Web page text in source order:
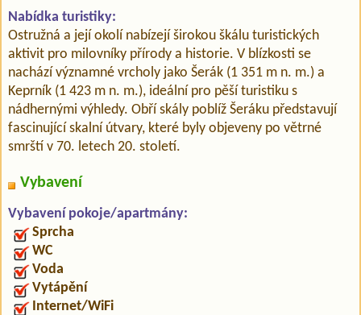
Nabídka turistiky:
Ostružná a její okolí nabízejí širokou škálu turistických
aktivit pro milovníky přírody a historie. V blízkosti se
nachází významné vrcholy jako Šerák (1 351 m n. m.) a
Keprník (1 423 m n. m.), ideální pro pěší turistiku s
nádhernými výhledy. Obří skály poblíž Šeráku představují
fascinující skalní útvary, které byly objeveny po větrné
smrští v 70. letech 20. století.
Vybavení
Vybavení pokoje/apartmány:
Sprcha
WC
Voda
Vytápění
Internet/WiFi